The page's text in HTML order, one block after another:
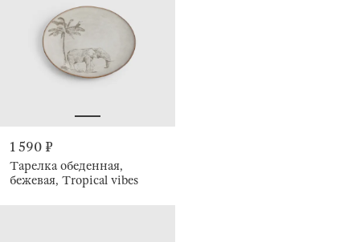
1 590 ₽
Тарелка обеденная,
бежевая, Tropical vibes